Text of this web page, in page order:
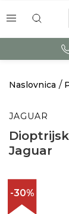
Naslovnica
JAGUAR
Jaguar
-30%